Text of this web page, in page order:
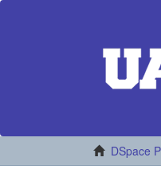
DSpace